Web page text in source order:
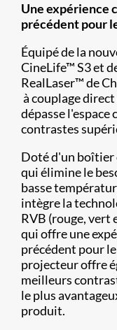
Une expérience
précédent pour
Équipé de la
CineLife™ S3 et
RealLaser™ de
à couplage
dépasse
contrastes
Doté d'un
qui élimine le
basse
intègre la
RVB (rouge, vert
qui offre une
précédent pour
projecteur offre
meilleurs
le plus
produit.